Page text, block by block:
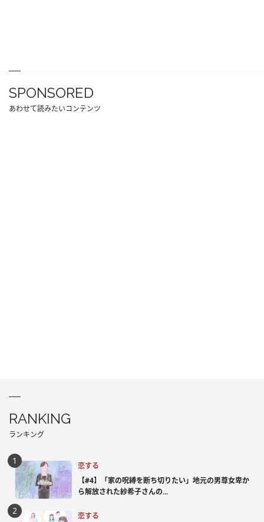
SPONSORED
あわせて読みたいコンテンツ
RANKING
ランキング
恋する
【#4】「家の呪縛を断ち切りたい」地元の男尊女卑か
ら解放された紗希子さんの...
恋する